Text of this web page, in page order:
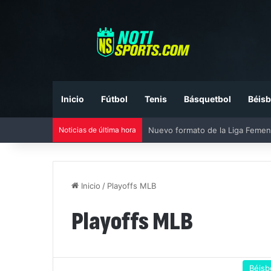
Inicio Fútbol Tenis Básquetbol
Noticias de última hora Nuevo formato de la Liga
Inicio / Playoffs MLB
Playoffs MLB